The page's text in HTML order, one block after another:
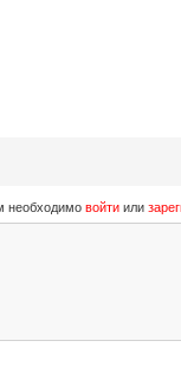
необходимо войтиили